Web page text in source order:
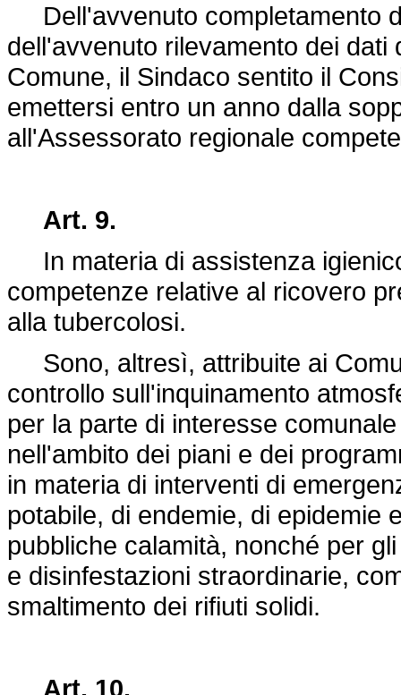
Dell'avvenuto completamento
dell'avvenuto rilevamento dei
Comune, il Sindaco sentito il
emettersi entro un anno dalla
all'Assessorato regionale
Art. 9.
In materia di assistenza
competenze relative al ricovero
alla tubercolosi.
Sono, altresì, attribuite ai
controllo sull'inquinamento
per la parte di interesse
nell'ambito dei piani e dei
in materia di interventi di
potabile, di endemie, di epidemie
pubbliche calamità, nonché per
e disinfestazioni straordinarie,
smaltimento dei rifiuti solidi.
Art. 10.